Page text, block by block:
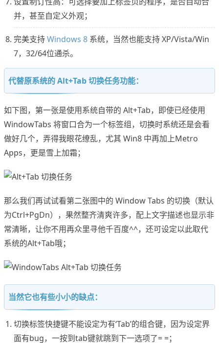
并，甚至自定义外观；
完美支持Windows 8 系统，当然也能支持 XP/Vista/Win
7，32/64位通杀。
代替原系统的 Alt+Tab 切换任务功能：
如下图，第一张是使用系统自带的 Alt+Tab，即使已经使用
WindowTabs 将窗口合为一个标签组，切换时系统还是会看
做好几个，弄得我眼花缭乱，尤其 Win8 中再加上Metro
Apps，更是雪上加霜；
那么我们再试试看第二张图中的 Window Tabs 的切换（默认
为Ctrl+PgDn），果然整齐清爽许多，配上文字描述也显示非
常清晰，让你不用再众里寻他千百度^^，还可设定以此取代
系统的Alt+Tab哦；
当然它也有些小小的缺点：
切换标签快捷键不能设定为有‘Tab’的组合键，因为设定界
面有bug，一按到tab键就跳到下一选项了= =；